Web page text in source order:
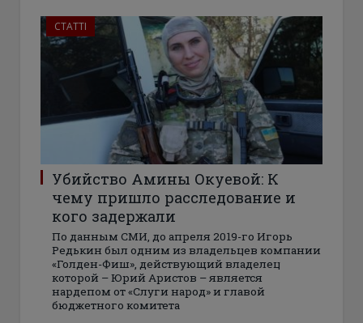
СТАТТІ
Убийство Амины Окуевой: К
чему пришло расследование и
кого задержали
По данным СМИ, до апреля 2019-го Игорь
Редькин был одним из владельцев компании
«Голден-Фиш», действующий владелец
которой – Юрий Аристов – является
нардепом от «Слуги народ» и главой
бюджетного комитета